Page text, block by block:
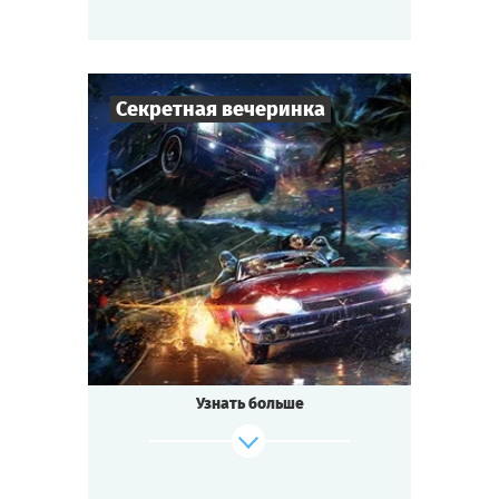
Cыграть Смотреть сценарий
Секретная вечеринка
Игроков 50-150
Время игры 1,5-2 ч.
Тематика Фантастика
Тип квеста Квестория
Праздничное открытие Международного
Парка Развлечений!
Звёзды эстрады, мультимиллионеры,
Узнать больше